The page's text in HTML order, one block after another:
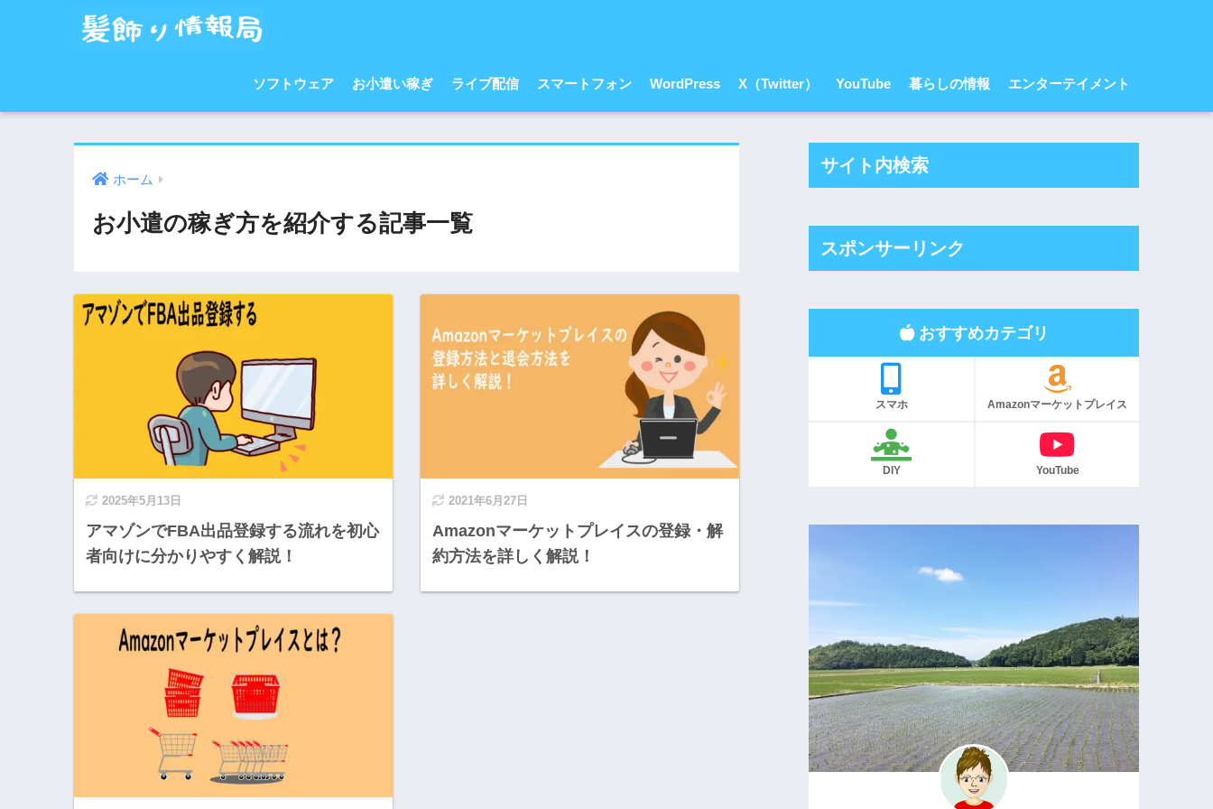
ソフトウェア お小遣い稼ぎ ライブ配信 スマートフォン WordPress X（Twitter） YouTube 暮らしの情報 エンターテイメント
ホーム
お小遣の稼ぎ方を紹介する記事一覧
2025年5月13日
アマゾンでFBA出品登録する流れを初心
者向けに分かりやすく解説！
2021年6月27日
Amazonマーケットプレイスの登録・解
約方法を詳しく解説！
サイト内検索
スポンサーリンク
おすすめカテゴリ
スマホ Amazonマーケットプレイス
DIY YouTube